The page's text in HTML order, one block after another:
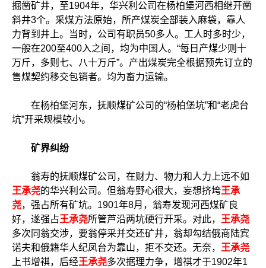
掘凿矿井，至1904年，华兴利公司在杨柏堡河西相继开凿
斜井3个。采煤方法原始，所产煤炭全部装入麻袋，靠人
力背到井上。当时，公司有职员50多人。工人时多时少，
一般在200至400入之间，均为中国人。“每日产煤少则十
万斤，多则七、八十万斤”。产出煤炭完全根据预先订立的
售煤契约移交包销者。均为畜力运输。
在杨柏堡河东，抚顺煤矿公司的“杨柏堡坑”和“老虎台
坑”开采规模较小。
矿界纠纷
翁寿的抚顺煤矿公司，在财力、物力和人力上远不如
王承尧的华兴利公司。但翁寿野心很大，妄想挤垮王承
尧，强占所有矿坑。1901年8月，翁寿发现河西煤矿良
好，遂强占王承尧所管芦沿两坑硬行开采。对此，
王承尧
多次同翁交涉，要翁停采并交还矿井，翁却勾结俄商陆宾
诺夫和俄籍华人纪凤台为靠山，拒不交还。无奈，
王承尧
上书增祺，后经王承尧多次据理力争，增祺才于1902年1